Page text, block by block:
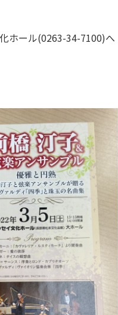
ホール(0263-34-7100)へ